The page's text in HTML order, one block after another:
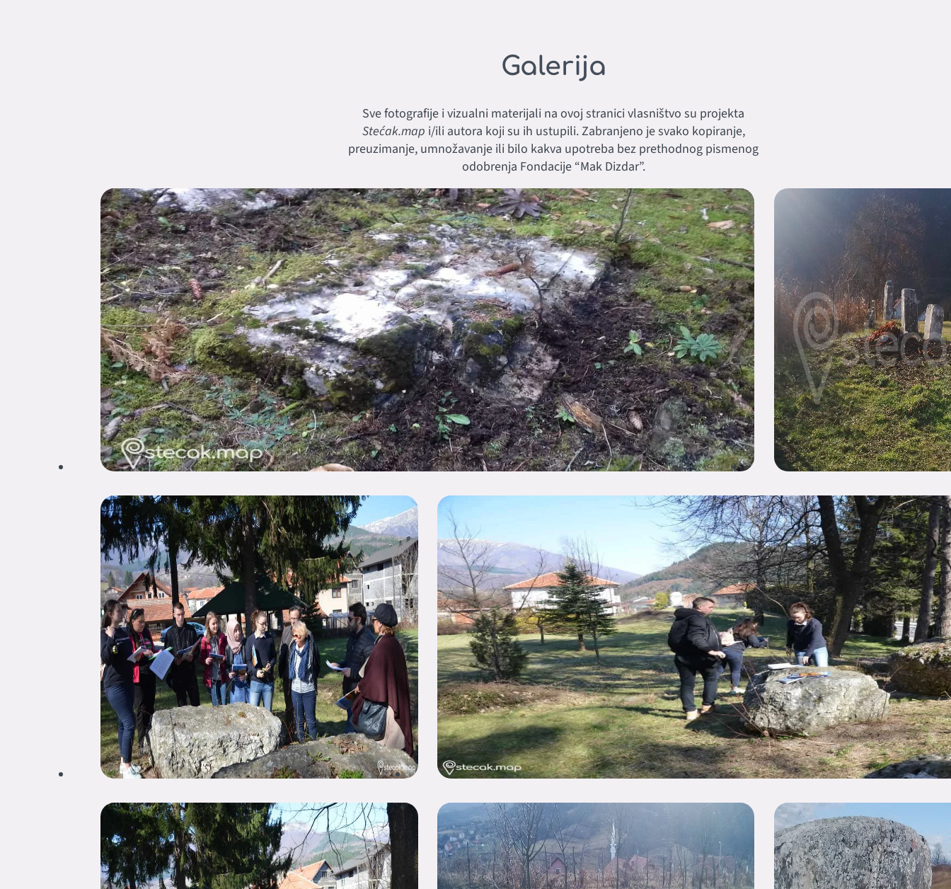
Galerija
Sve fotografije i vizualni materijali na ovoj stranici vlasništvo su projekta
Stećak.map i/ili autora koji su ih ustupili. Zabranjeno je svako kopiranje,
preuzimanje, umnožavanje ili bilo kakva upotreba bez prethodnog pismenog
odobrenja Fondacije “Mak Dizdar”.